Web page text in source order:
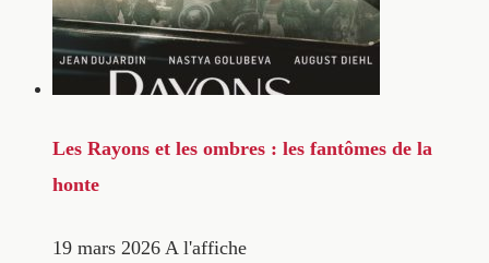
Les Rayons et les ombres : les fantômes de la
honte
19 mars 2026 A l'affiche